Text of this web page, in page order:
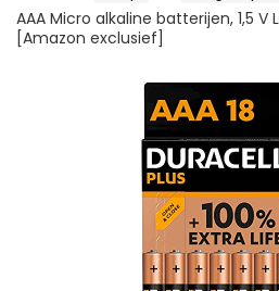
AAA Micro alkaline batterijen, 1,5 V
[Amazon exclusief]